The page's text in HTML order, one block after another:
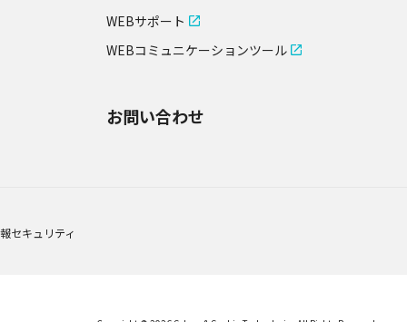
WEBサポート
WEBコミュニケーションツール
お問い合わせ
セキュリティ